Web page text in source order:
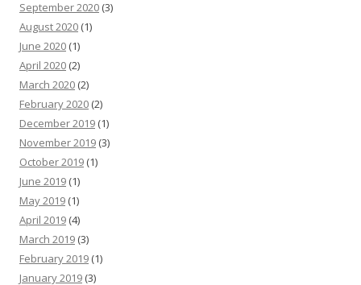
September 2020 (3)
August 2020 (1)
June 2020 (1)
April 2020 (2)
March 2020 (2)
February 2020 (2)
December 2019 (1)
November 2019 (3)
October 2019 (1)
June 2019 (1)
May 2019 (1)
April 2019 (4)
March 2019 (3)
February 2019 (1)
January 2019 (3)